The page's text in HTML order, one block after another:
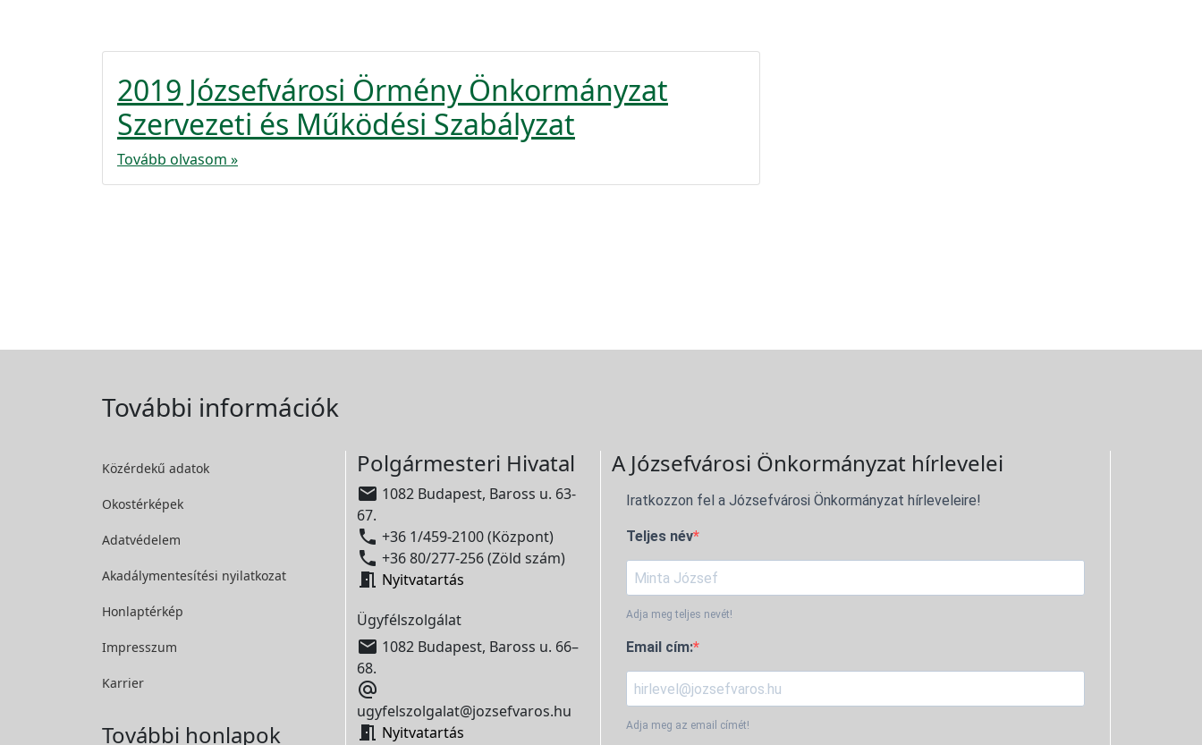
2019 Józsefvárosi Örmény Önkormányzat
Szervezeti és Működési Szabályzat
Tovább olvasom »
További információk
Közérdekű adatok
Okostérképek
Adatvédelem
Akadálymentesítési nyilatkozat
Honlaptérkép
Impresszum
Karrier
További honlapok
Polgármesteri Hivatal
 1082 Budapest, Baross u. 63-
67.
 +36 1/459-2100 (Központ)
 +36 80/277-256 (Zöld szám)
 Nyitvatartás
Ügyfélszolgálat
 1082 Budapest, Baross u. 66–
68.

ugyfelszolgalat@jozsefvaros.hu
 Nyitvatartás
A Józsefvárosi Önkormányzat hírlevelei
Iratkozzon fel a Józsefvárosi Önkormányzat hírleveleire!
Teljes név
Adja meg teljes nevét!
Email cím:
Adja meg az email címét!